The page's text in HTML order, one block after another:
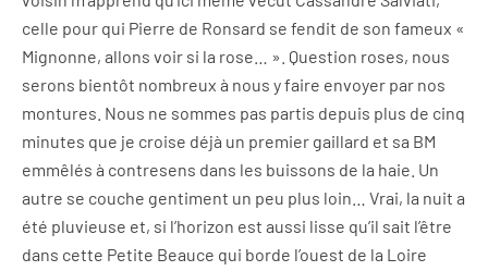
celle pour qui Pierre de Ronsard se fendit de son fameux «
Mignonne, allons voir si la rose… ». Question roses, nous
serons bientôt nombreux à nous y faire envoyer par nos
montures. Nous ne sommes pas partis depuis plus de cinq
minutes que je croise déjà un premier gaillard et sa BM
emmêlés à contresens dans les buissons de la haie. Un
autre se couche gentiment un peu plus loin… Vrai, la nuit a
été pluvieuse et, si l’horizon est aussi lisse qu’il sait l’être
dans cette Petite Beauce qui borde l’ouest de la Loire